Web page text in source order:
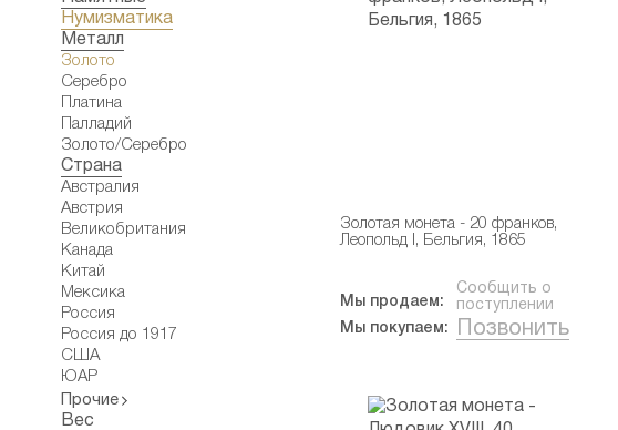
Нумизматика
Металл
Золото
Серебро
Платина
Палладий
Золото/Серебро
Страна
Австралия
Австрия
Великобритания
Канада
Китай
Мексика
Россия
Россия до 1917
США
ЮАР
Прочие
Вес
Золотая монета - 20 франков,
Леопольд I, Бельгия, 1865
Мы продаем:
Сообщить о
поступлении
Мы покупаем:
Позвонить